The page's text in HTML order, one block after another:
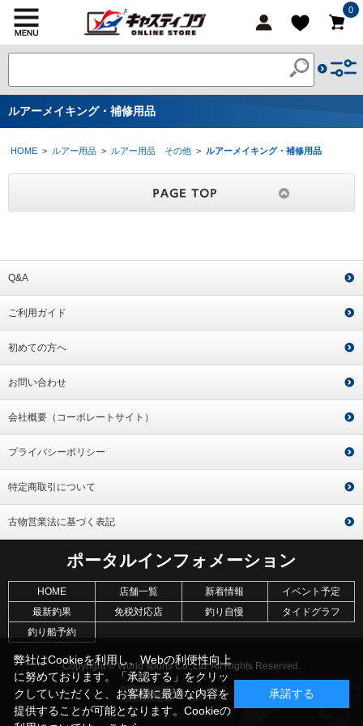
0
ルアーメイキング・補修用品
HOME > ルアー用品 > ルアー用品 その他 > ルアーメイキング・補修用品
Q&A
ご利用ガイド
初めての方へ
お問い合わせ
会社概要（コーポレートサイト）
プライバシーポリシー
特定商取引について
古物営業法に基づく表記
ポータルインフォメーション
HOME 店舗一覧 新着情報
イベント予定
最新釣果
免税対応店 釣り自慢
タイドグラフ
釣り船予約
Copyright © World sports Co.,Ltd. All Rights Reserved.
弊社はCookieを利用し、Webの利便性向上
に努めております。「承認する」をクリッ
クしていただくと、お客様に最適な内容を
提供することが可能となります。Cookieの
承諾する